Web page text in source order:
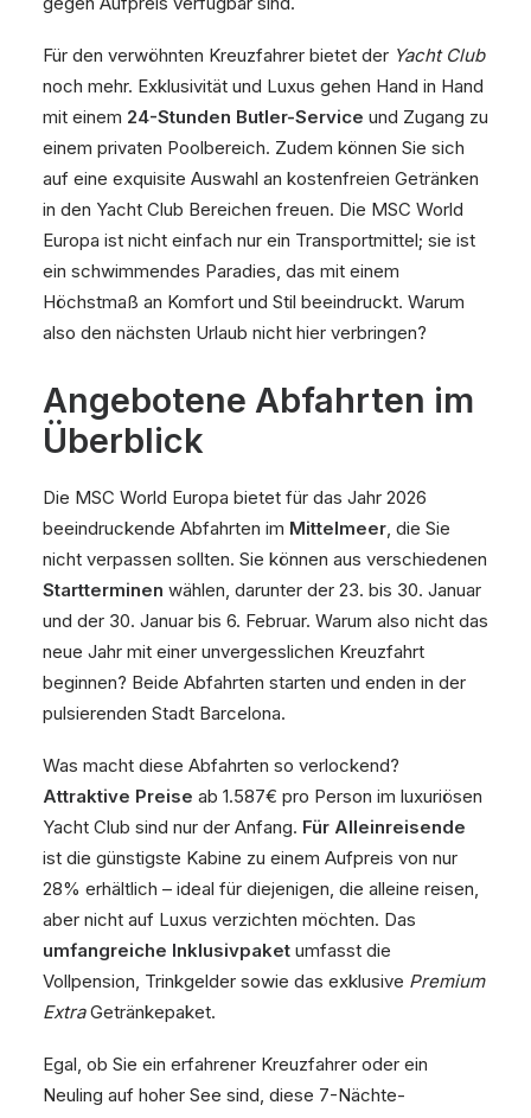
Für den verwöhnten Kreuzfahrer bietet der Yacht Club
noch mehr. Exklusivität und Luxus gehen Hand in Hand
mit einem 24-Stunden Butler-Service und Zugang zu
einem privaten Poolbereich. Zudem können Sie sich
auf eine exquisite Auswahl an kostenfreien Getränken
in den Yacht Club Bereichen freuen. Die MSC World
Europa ist nicht einfach nur ein Transportmittel; sie ist
ein schwimmendes Paradies, das mit einem
Höchstmaß an Komfort und Stil beeindruckt. Warum
also den nächsten Urlaub nicht hier verbringen?
Angebotene Abfahrten im
Überblick
Die MSC World Europa bietet für das Jahr 2026
beeindruckende Abfahrten im Mittelmeer, die Sie
nicht verpassen sollten. Sie können aus verschiedenen
Startterminen wählen, darunter der 23. bis 30. Januar
und der 30. Januar bis 6. Februar. Warum also nicht das
neue Jahr mit einer unvergesslichen Kreuzfahrt
beginnen? Beide Abfahrten starten und enden in der
pulsierenden Stadt Barcelona.
Was macht diese Abfahrten so verlockend?
Attraktive Preise ab 1.587€ pro Person im luxuriösen
Yacht Club sind nur der Anfang. Für Alleinreisende
ist die günstigste Kabine zu einem Aufpreis von nur
28% erhältlich – ideal für diejenigen, die alleine reisen,
aber nicht auf Luxus verzichten möchten. Das
umfangreiche Inklusivpaket umfasst die
Vollpension, Trinkgelder sowie das exklusive Premium
ExtraGetränkepaket.
Egal, ob Sie ein erfahrener Kreuzfahrer oder ein
Neuling auf hoher See sind, diese 7-Nächte-